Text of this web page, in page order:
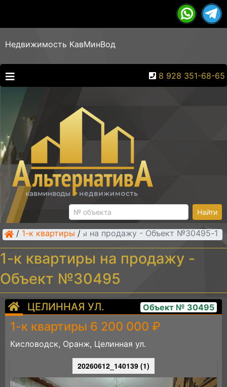
Недвижимость КавМинВод
8 928 351-68-65
Найти
/ 1-к квартиры / 1-к квартиры на продажу - Объект №30495
1-к квартиры на продажу -
Объект №30495
ЦЕЛИННАЯ УЛ. Объект № 30495
1-к квартиры 6 200 000 ₽
Кисловодск, Оранж, Целинная ул.
20260612_140139 (1)